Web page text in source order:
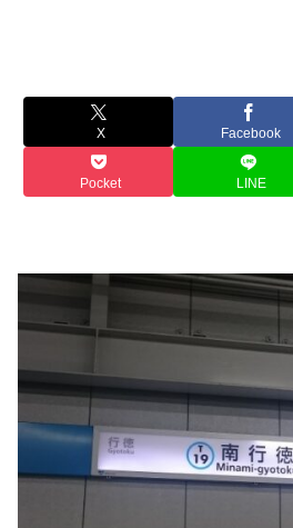
X Facebook
Pocket LINE